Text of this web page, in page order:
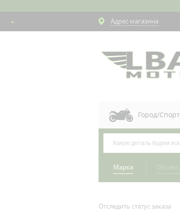
Адрес магазина
Город/Спорт
Марка
Отследить статус заказа